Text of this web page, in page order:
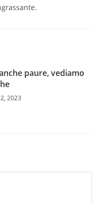
paure, vediamo
2023